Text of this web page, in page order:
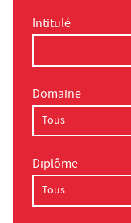
Intitulé
Domaine
Diplôme